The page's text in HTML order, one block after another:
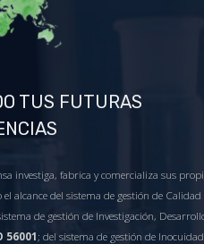
TUS FUTURAS
investiga, fabrica y comercializa sus
alcance del sistema de gestión de Calidad
de gestión de Investigación,
56001; del sistema de gestión de Inocuidad